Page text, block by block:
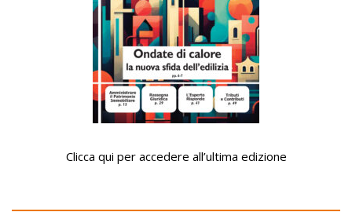
Clicca qui per accedere all’ultima edizione